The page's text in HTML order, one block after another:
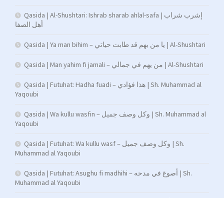
Qasida | Al-Shushtari: Ishrab sharab ahlal-safa | إشرب شراب
أهل الصفا
Qasida | Ya man bihim – يا من بهم قد طابت حياتي | Al-Shushtari
Qasida | Man yahim fi jamali – من يهم في جمالي | Al-Shushtari
Qasida | Futuhat: Hadha fuadi – هذا فؤادي | Sh. Muhammad al
Yaqoubi
Qasida | Wa kullu wasfin – وكل وصف جميل | Sh. Muhammad al
Yaqoubi
Qasida | Futuhat: Wa kullu wasf – وكل وصف جميل | Sh.
Muhammad al Yaqoubi
Qasida | Futuhat: Asughu fi madhihi – أصوغ في مدحه | Sh.
Muhammad al Yaqoubi